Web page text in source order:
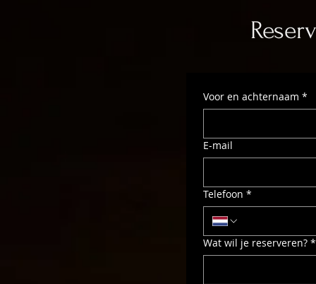
Voor en achternaam *
E-mail
Telefoon *
Wat wil je reserveren? *